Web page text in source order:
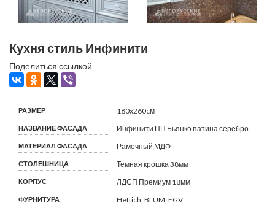
Кухня стиль Инфинити
Поделиться ссылкой
РАЗМЕР 180x260cм
НАЗВАНИЕ ФАСАДА Инфинити ПП Бьянко патина серебро
МАТЕРИАЛ ФАСАДА Рамочный МДФ
СТОЛЕШНИЦА Темная крошка 38мм
КОРПУС ЛДСП Премиум 18мм
ФУРНИТУРА Hettich, BLUM, FGV